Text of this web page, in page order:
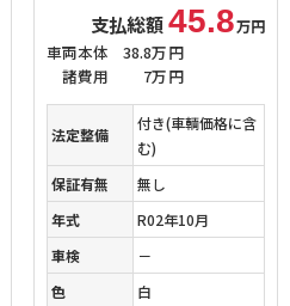
支払総額45.8万円
車両本体
38.8万円
諸費用
7万円
法定整備
付き(車輌価格に含
む)
保証有無
無し
年式
R02年10月
車検
－
色
白